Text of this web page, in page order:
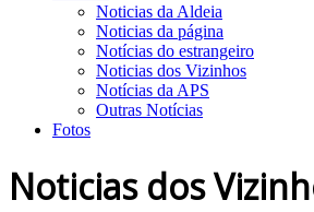
Noticias da Aldeia
Noticias da página
Notícias do estrangeiro
Noticias dos Vizinhos
Notícias da APS
Outras Notícias
Fotos
Noticias dos